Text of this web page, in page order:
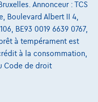
mensualité de
Annonceur : TCS
Boulevard Albert II 4,
BE93 0019 6639 0767,
à tempérament est
à la consommation,
Code de droit